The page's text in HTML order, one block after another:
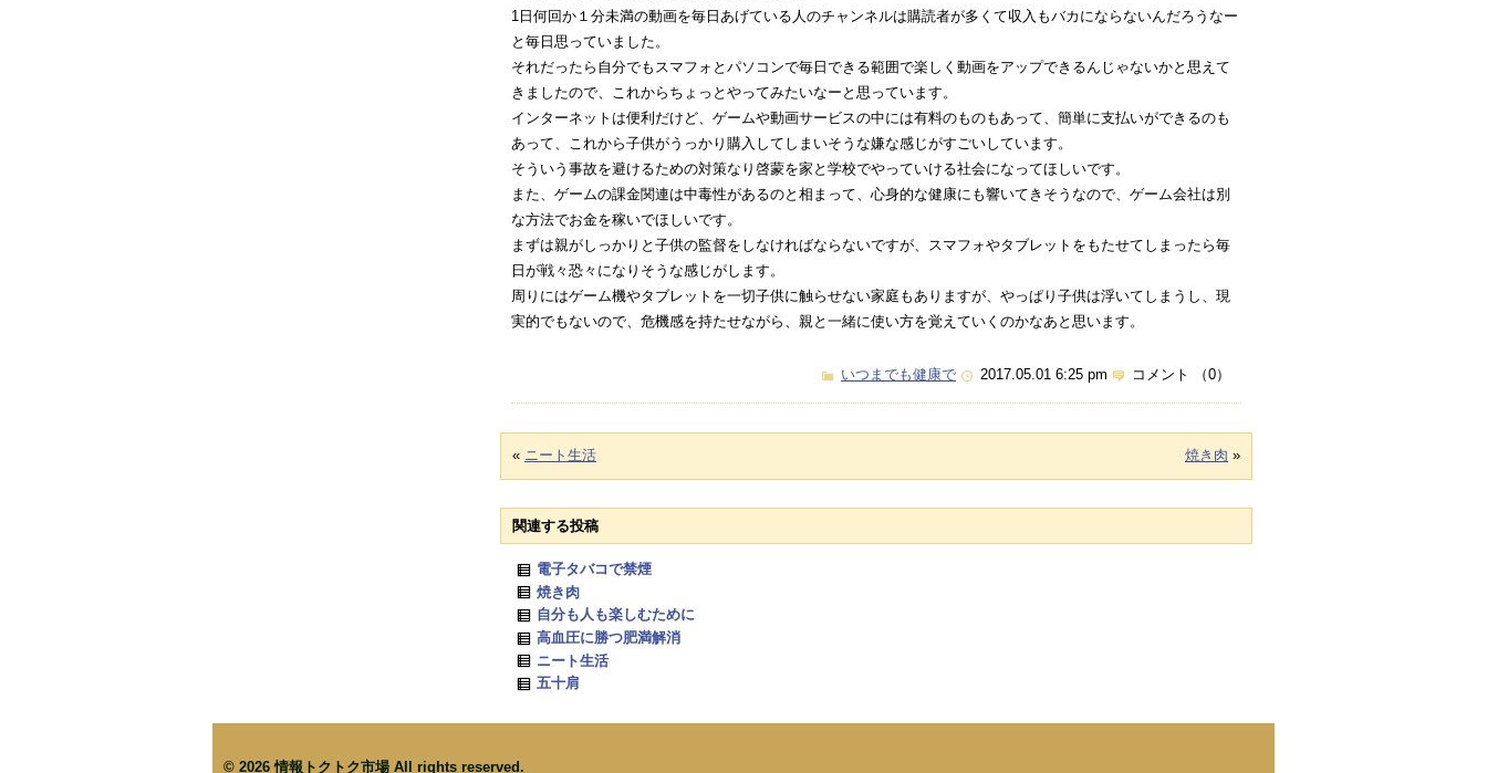
1日何回か１分未満の動画を毎日あげている人のチャンネルは購読者が多くて収入もバカにならないんだろうなー
と毎日思っていました。
それだったら自分でもスマフォとパソコンで毎日できる範囲で楽しく動画をアップできるんじゃないかと思えて
きましたので、これからちょっとやってみたいなーと思っています。
インターネットは便利だけど、ゲームや動画サービスの中には有料のものもあって、簡単に支払いができるのも
あって、これから子供がうっかり購入してしまいそうな嫌な感じがすごいしています。
そういう事故を避けるための対策なり啓蒙を家と学校でやっていける社会になってほしいです。
また、ゲームの課金関連は中毒性があるのと相まって、心身的な健康にも響いてきそうなので、ゲーム会社は別
な方法でお金を稼いでほしいです。
まずは親がしっかりと子供の監督をしなければならないですが、スマフォやタブレットをもたせてしまったら毎
日が戦々恐々になりそうな感じがします。
周りにはゲーム機やタブレットを一切子供に触らせない家庭もありますが、やっぱり子供は浮いてしまうし、現
実的でもないので、危機感を持たせながら、親と一緒に使い方を覚えていくのかなあと思います。
いつまでも健康で 2017.05.01 6:25 pm コメント （0）
« ニート生活 焼き肉 »
関連する投稿
電子タバコで禁煙
焼き肉
自分も人も楽しむために
高血圧に勝つ肥満解消
ニート生活
五十肩
© 2026情報トクトク市場 All rights reserved.